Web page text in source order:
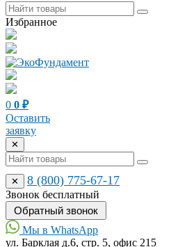
Избранное
0 0 ₽
Оставить
заявку
✕
✕ 8 (800) 775-67-17
Звонок бесплатный
Мы в WhatsApp
ул. Барклая д.6, стр. 5, офис 215